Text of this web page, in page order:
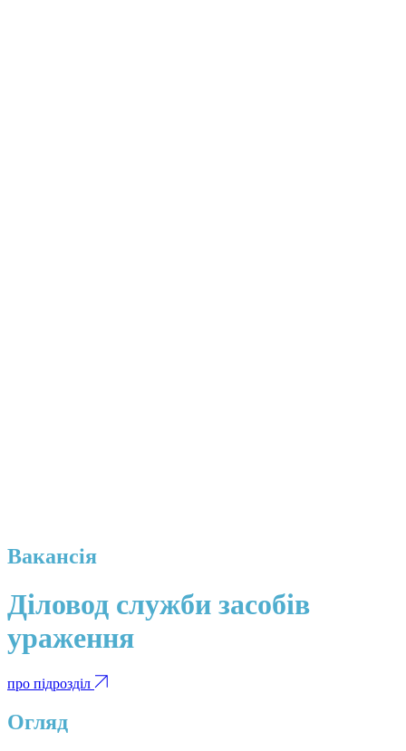
Вакансія
Діловод служби засобів
ураження
про підрозділ
Огляд